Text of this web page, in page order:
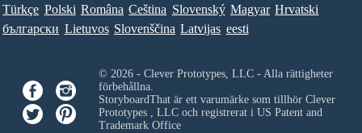
Türkçe Polski Româna Ceština Slovenský Magyar Hrvatski
български Lietuvos Slovenščina Latvijas eesti
© 2026 - Clever Prototypes, LLC - Alla rättigheter
förbehållna.
StoryboardThat är ett varumärke som tillhör Clever
Prototypes , LLCoch registrerat i US Patent and
Trademark Office